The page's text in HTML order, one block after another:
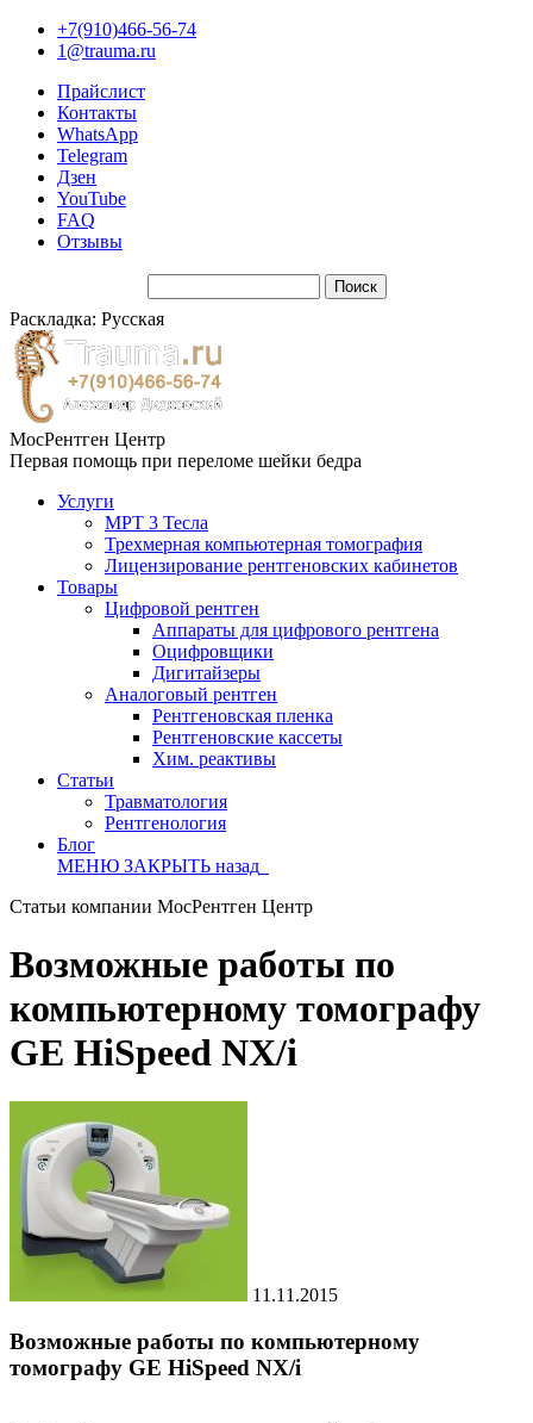
+7(910)466-56-74
1@trauma.ru
Прайслист
Контакты
WhatsApp
Telegram
Дзен
YouTube
FAQ
Отзывы
Раскладка: Русская
МосРентген Центр
Первая помощь при переломе шейки бедра
Услуги
МРТ 3 Тесла
Трехмерная компьютерная томография
Лицензирование рентгеновских кабинетов
Товары
Цифровой рентген
Аппараты для цифрового рентгена
Оцифровщики
Дигитайзеры
Аналоговый рентген
Рентгеновская пленка
Рентгеновские кассеты
Хим. реактивы
Статьи
Травматология
Рентгенология
Блог
МЕНЮ ЗАКРЫТЬ назад
Статьи компании МосРентген Центр
Возможные работы по
компьютерному томографу
GE HiSpeed NX/i
11.11.2015
Возможные работы по компьютерному
томографу GE HiSpeed NX/i